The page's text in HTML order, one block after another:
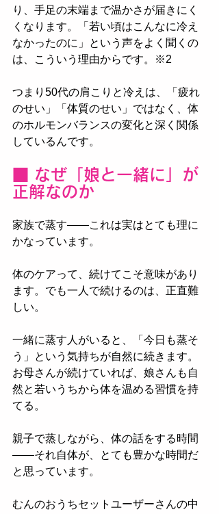
り、手足の末端まで温かさが届きにく
くなります。「若い頃はこんなに冷え
なかったのに」という声をよく聞くの
は、こういう理由からです。※2
つまり50代の肩こりと冷えは、「疲れ
のせい」「体質のせい」ではなく、体
のホルモンバランスの変化と深く関係
しているんです。
■ なぜ「娘と一緒に」が
正解なのか
家族で蒸す——これは実はとても理に
かなっています。
体のケアって、続けてこそ意味があり
ます。でも一人で続けるのは、正直難
しい。
一緒に蒸す人がいると、「今日も蒸そ
う」という気持ちが自然に続きます。
お母さんが続けていれば、娘さんも自
然と若いうちから体を温める習慣を持
てる。
親子で蒸しながら、体の話をする時間
——それ自体が、とても豊かな時間だ
と思っています。
むんのおうちセットユーザーさんの中